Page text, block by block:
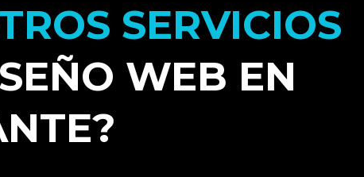
SERVICIOS
WEB EN